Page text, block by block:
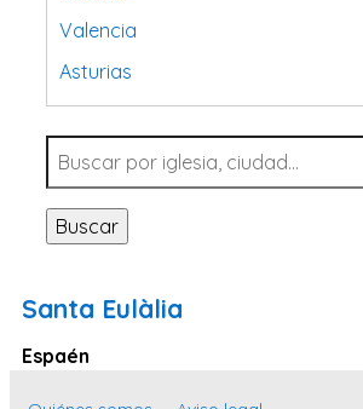
Valencia
Asturias
Tarragona
Navarra
Valladolid
Sevilla
Santa Cruz de Tenerife
Cantabria
Islas Baleares
Buscar
Santa Eulàlia
Espaén